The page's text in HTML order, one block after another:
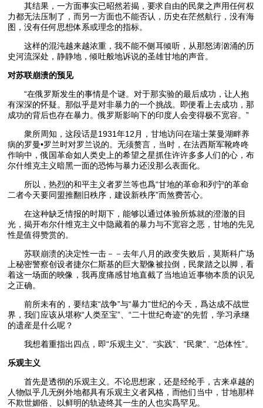
其结果，一方面事实已昭然若揭，要求自由的民衆之声用任何权
力都无法压制了，而另一方面也不能否认，历史在茫然航行，没有海
图，没有任何思想体系或理念的指标。
这样的混沌越来越浓重，我不能不侧耳倾听，从那怒涛汹涌的历
史河流深处，静静地，倾吐般地诉说的圣雄甘地的声音。
对苏联崩溃的预见
“在俄罗斯发生的事情是个谜。对于那实验的最后成功，让人抱
有深深的怀疑。那似乎是对非暴力的一个挑战。即便看上去成功，那
成功的背后也存在暴力。俄罗斯影响下的印度人会变得极不宽容。”
衆所周知，这段话是1931年12月，甘地访问在瑞士莱曼湖畔养
病的罗曼•罗兰时对罗兰说的。无须赘言，当时，在法西斯军靴咚咚
作响中，俄国革命如人类史上的希望之星抓住许许多多人们的心，布
尔什维克主义暗黑一面的恐怖与暴力还没那么表面化。
所以，热烈的和平主义者罗兰等也爲“甘地的革命和列宁的革命
二者今天要同盟推翻旧秩序，建设新秩序”而煞费苦心。
在这种缺乏情报的时期下，能够以通过体验所炼就的澄澈的目
光，揭开布尔什维克主义中隐藏着的暴力与不宽容之恶，甘地的先见
性是值得赞赏的。
苏联崩溃的决定性一击－－去年八月的政变失败后，莫斯科广场
上秘密警察创设者捷尔仁斯基的巨大塑像被拉倒，民衆踏之以脚，看
着这一场面的映像，我再度痛感甘地直截了当地迫近事物本质的识见
之正确。
前所未有的，要结束“战争”与“暴力”世纪的今天，爲达成不战世
界，我们应该从堪称“人类至宝”、“二十世纪奇迹”的先哲，学习承继
的遗産是什么呢？
我想着重指出四点，即“乐观主义”、“实践”、“民衆”、“总体性”。
乐观主义
首先是透彻的乐观主义。不论思想家，还是经纶手，古来卓越的
人物似乎几无例外地都具有乐观主义者风格，而他们当中，甘地那样
不欺世媚俗、以鲜明的轨迹终其一生的人也实爲罕见。